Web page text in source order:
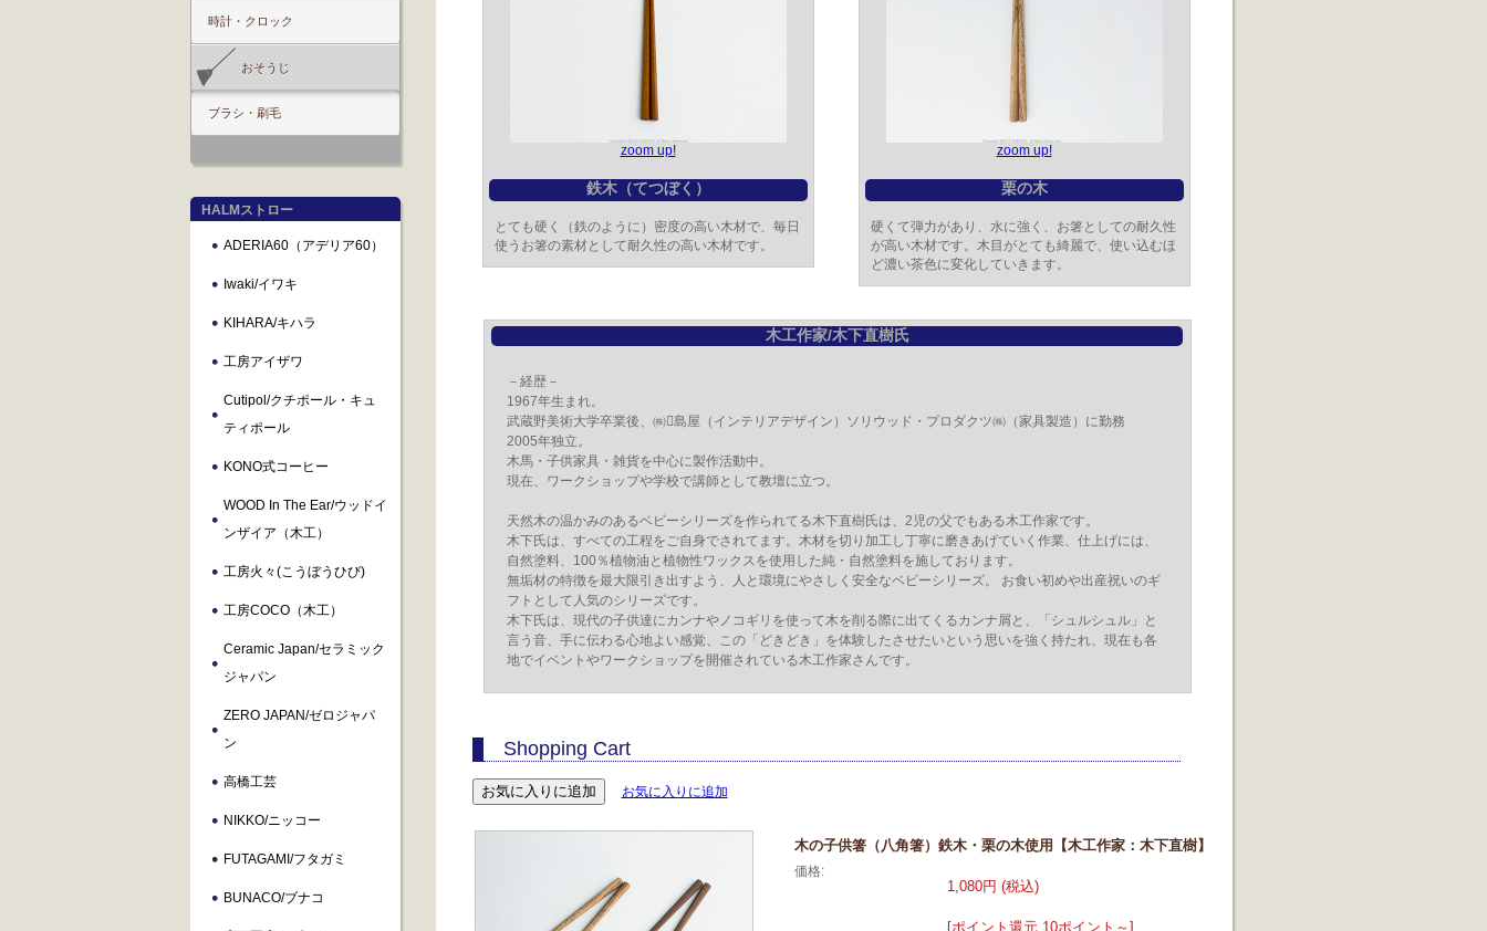
時計・クロック
おそうじ
ブラシ・刷毛
HALMストロー
ADERIA60（アデリア60）
Iwaki/イワキ
KIHARA/キハラ
工房アイザワ
Cutipol/クチポール・キュ
ティポール
KONO式コーヒー
WOOD In The Ear/ウッドイ
ンザイア（木工）
工房火々(こうぼうひび)
工房COCO（木工）
Ceramic Japan/セラミック
ジャパン
ZERO JAPAN/ゼロジャパ
ン
高橋工芸
NIKKO/ニッコー
FUTAGAMI/フタガミ
BUNACO/ブナコ
zoom up!
鉄木（てつぼく）
とても硬く（鉄のように）密度の高い木材で、毎日
使うお箸の素材として耐久性の高い木材です。
zoom up!
栗の木
硬くて弾力があり、水に強く、お箸としての耐久性
が高い木材です。木目がとても綺麗で、使い込むほ
ど濃い茶色に変化していきます。
木工作家/木下直樹氏
－経歴－
1967年生まれ。
武蔵野美術大学卒業後、㈱島屋（インテリアデザイン）ソリウッド・プロダクツ㈱（家具製造）に勤務
2005年独立。
木馬・子供家具・雑貨を中心に製作活動中。
現在、ワークショップや学校で講師として教壇に立つ。
天然木の温かみのあるベビーシリーズを作られてる木下直樹氏は、2児の父でもある木工作家です。
木下氏は、すべての工程をご自身でされてます。木材を切り加工し丁寧に磨きあげていく作業、仕上げには、
自然塗料、100％植物油と植物性ワックスを使用した純・自然塗料を施しております。
無垢材の特徴を最大限引き出すよう、人と環境にやさしく安全なベビーシリーズ。 お食い初めや出産祝いのギ
フトとして人気のシリーズです。
木下氏は、現代の子供達にカンナやノコギリを使って木を削る際に出てくるカンナ屑と、「シュルシュル」と
言う音、手に伝わる心地よい感覚、この「どきどき」を体験したさせたいという思いを強く持たれ、現在も各
地でイベントやワークショップを開催されている木工作家さんです。
Shopping Cart
お気に入りに追加
木の子供箸（八角箸）鉄木・栗の木使用【木工作家：木下直樹】
価格:
1,080円 (税込)
[ポイント還元 10ポイント～]